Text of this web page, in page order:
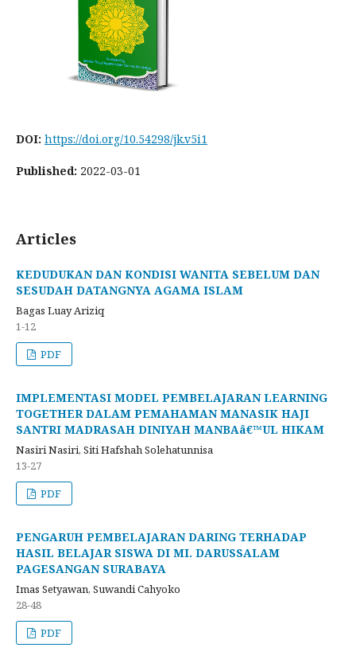
DOI: https://doi.org/10.54298/jk.v5i1
Published: 2022-03-01
Articles
KEDUDUKAN DAN KONDISI WANITA SEBELUM DAN
SESUDAH DATANGNYA AGAMA ISLAM
Bagas Luay Ariziq
1-12
PDF
IMPLEMENTASI MODEL PEMBELAJARAN LEARNING
TOGETHER DALAM PEMAHAMAN MANASIK HAJI
SANTRI MADRASAH DINIYAH MANBAâ€™UL HIKAM
Nasiri Nasiri, Siti Hafshah Solehatunnisa
13-27
PDF
PENGARUH PEMBELAJARAN DARING TERHADAP
HASIL BELAJAR SISWA DI MI. DARUSSALAM
PAGESANGAN SURABAYA
Imas Setyawan, Suwandi Cahyoko
28-48
PDF